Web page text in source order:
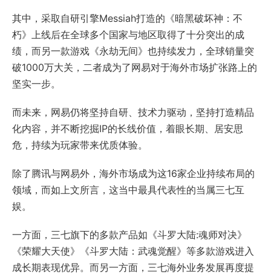
其中，采取自研引擎Messiah打造的《暗黑破坏神：不
朽》上线后在全球多个国家与地区取得了十分突出的成
绩，而另一款游戏《永劫无间》也持续发力，全球销量突
破1000万大关，二者成为了网易对于海外市场扩张路上的
坚实一步。
而未来，网易仍将坚持自研、技术力驱动，坚持打造精品
化内容，并不断挖掘IP的长线价值，着眼长期、居安思
危，持续为玩家带来优质体验。
除了腾讯与网易外，海外市场成为这16家企业持续布局的
领域，而如上文所言，这当中最具代表性的当属三七互
娱。
一方面，三七旗下的多款产品如《斗罗大陆:魂师对决》
《荣耀大天使》《斗罗大陆：武魂觉醒》等多款游戏进入
成长期表现优异。而另一方面，三七海外业务发展再度提